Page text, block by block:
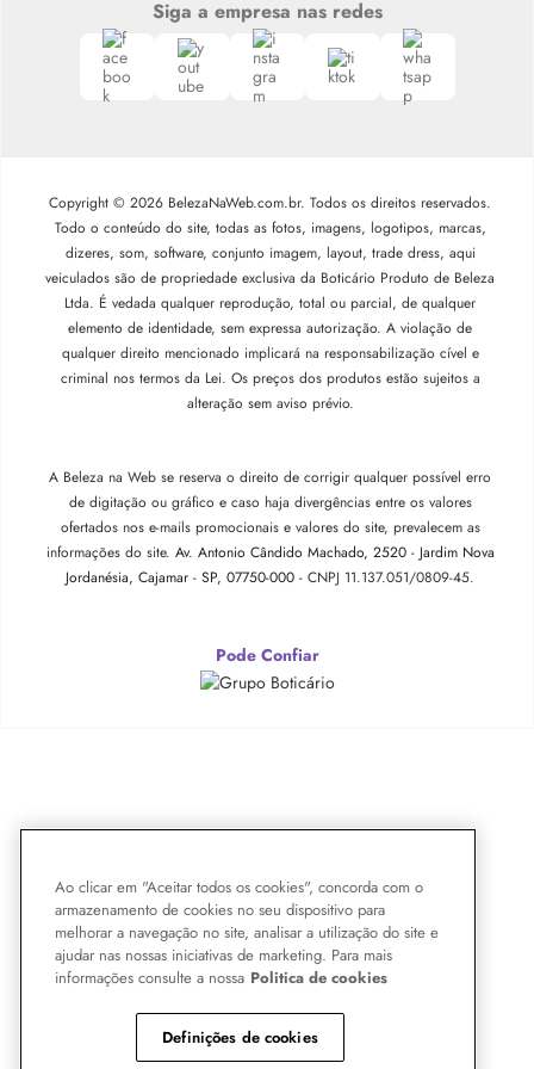
Siga a empresa nas redes
Copyright © 2026 BelezaNaWeb.com.br. Todos os direitos reservados.
Todo o conteúdo do site, todas as fotos, imagens, logotipos, marcas,
dizeres, som, software, conjunto imagem, layout, trade dress, aqui
veiculados são de propriedade exclusiva da Boticário Produto de Beleza
Ltda. É vedada qualquer reprodução, total ou parcial, de qualquer
elemento de identidade, sem expressa autorização. A violação de
qualquer direito mencionado implicará na responsabilização cível e
criminal nos termos da Lei. Os preços dos produtos estão sujeitos a
alteração sem aviso prévio.
A Beleza na Web se reserva o direito de corrigir qualquer possível erro
de digitação ou gráfico e caso haja divergências entre os valores
ofertados nos e-mails promocionais e valores do site, prevalecem as
informações do site. Av. Antonio Cândido Machado, 2520 - Jardim Nova
Jordanésia, Cajamar - SP, 07750-000 - CNPJ 11.137.051/0809-45.
Pode Confiar
Ao clicar em "Aceitar todos os cookies", concorda com o
armazenamento de cookies no seu dispositivo para
melhorar a navegação no site, analisar a utilização do site e
ajudar nas nossas iniciativas de marketing. Para mais
informações consulte a nossa Politica de cookies
Definições de cookies